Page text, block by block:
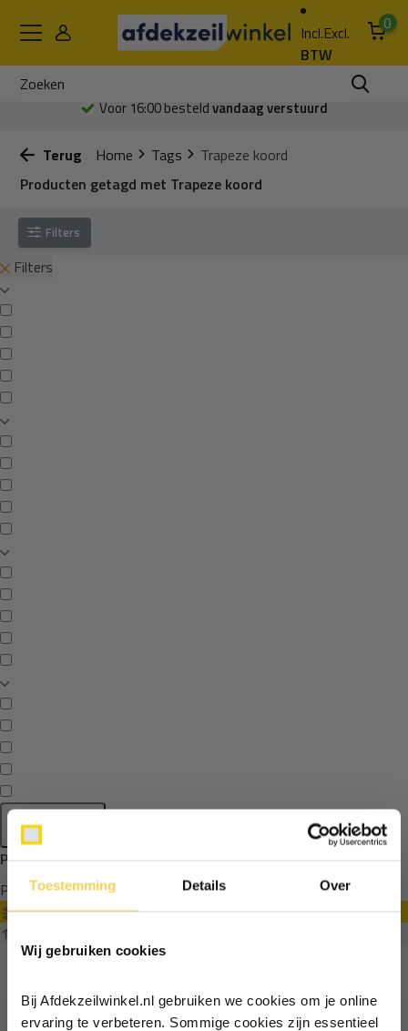
Toestemming Details Over
Wij gebruiken cookies
Bij Afdekzeilwinkel.nl gebruiken we cookies om je online
ervaring te verbeteren. Sommige cookies zijn essentieel
Incl.Excl.
BTW
0
Voor 16:00 besteldvandaag verstuurd
Terug Home Tags
Trapeze koord
Producten getagd met Trapeze koord
Filters
Filters
Apply filters
Producten getagd met Trapeze koord
Producten
FilterOntvang €5,- korting!
Schrijf je in voor de nieuwsbrief en
Vul je e-mailadres in‍⁪⁪